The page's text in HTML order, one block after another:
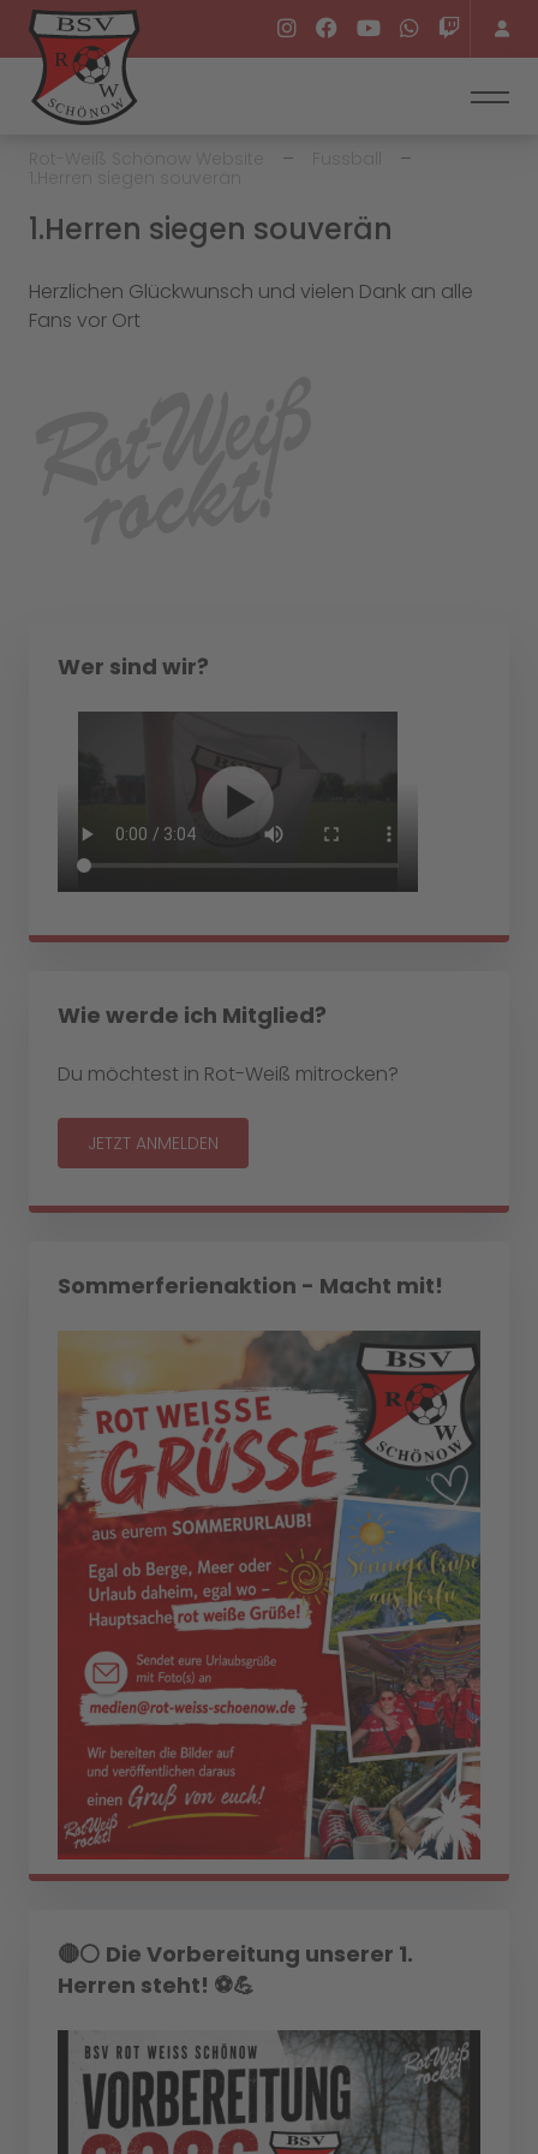
1.Herren siegen souverän
Herzlichen Glückwunsch und vielen Dank an alle
Fans vor Ort
Wer sind wir?
Wie werde ich Mitglied?
Du möchtest in Rot-Weiß mitrocken?
JETZT ANMELDEN
Sommerferienaktion - Macht mit!
🔴⚪ Die Vorbereitung unserer 1.
Herren steht! ⚽💪